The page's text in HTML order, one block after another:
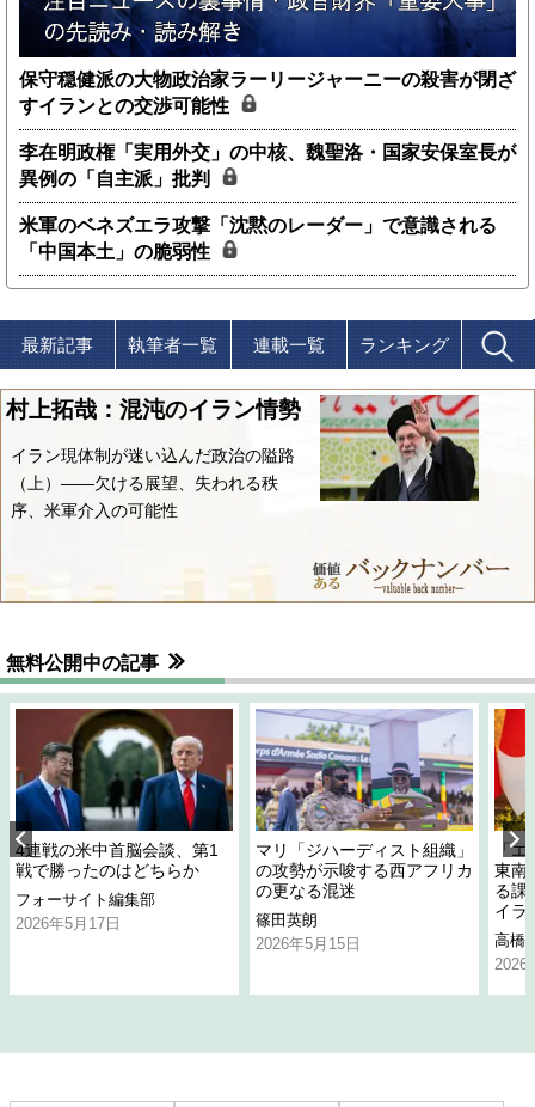
保守穏健派の大物政治家ラーリージャーニーの殺害が閉ざ
すイランとの交渉可能性
李在明政権「実用外交」の中核、魏聖洛・国家安保室長が
異例の「自主派」批判
米軍のベネズエラ攻撃「沈黙のレーダー」で意識される
「中国本土」の脆弱性
最新記事 執筆者一覧 連載一覧 ランキング
村上拓哉：混沌のイラン情勢
イラン現体制が迷い込んだ政治の隘路
（上）――欠ける展望、失われる秩
序、米軍介入の可能性
無料公開中の記事
4連戦の米中首脳会談、第1
戦で勝ったのはどちらか
フォーサイト編集部
2026年5月17日
マリ「ジハーディスト組織」
の攻勢が示唆する西アフリカ
の更なる混迷
篠田英朗
2026年5月15日
「
東南
る課
イラ
高橋
2026